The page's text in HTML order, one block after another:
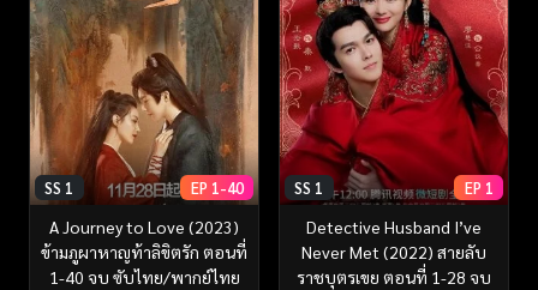
SS 1 EP 1-40
A Journey to Love (2023)
ข้ามภูผาหาญท้าลิขิตรัก ตอนที่
1-40 จบ ซับไทย/พากย์ไทย
SS 1 EP 1
Detective Husband I’ve
Never Met (2022) สายลับ
ราชบุตรเขย ตอนที่ 1-28 จบ